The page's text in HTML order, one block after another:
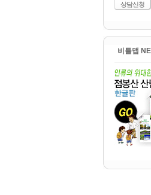
상담신청
비틀맵